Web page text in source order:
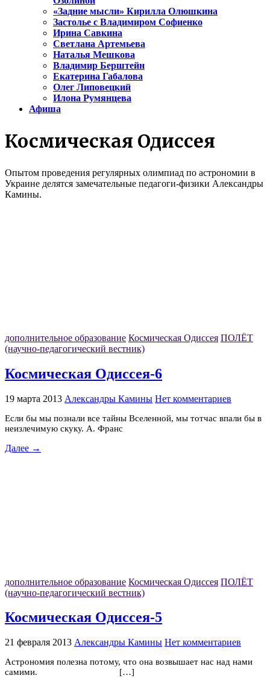
«Задние мысли» Кирилла Олюшкина
Застолье с Владимиром Софиенко
Ирина Савкина
Светлана Артемьева
Наталья Мешкова
Владимир Берштейн
Екатерина Габалова
Олег Липовецкий
Илона Румянцева
Афиша
Космическая Одиссея
Опытом проведения регулярных олимпиад по астрономии в
Украине делятся замечательные педагоги-физики Александры
Камины.
дополнительное образование Космическая Одиссея ПОЛЁТ
(научно-педагогический вестник)
Космическая Одиссея-6
19 марта 2013 Александры Камины Нет комментариев
Если бы мы познали все тайны Вселенной, мы тотчас впали бы в
неизлечимую скуку. А. Франс
Далее →
дополнительное образование Космическая Одиссея ПОЛЁТ
(научно-педагогический вестник)
Космическая Одиссея-5
21 февраля 2013 Александры Камины Нет комментариев
Астрономия полезна потому, что она возвышает нас над нами
самими. […]